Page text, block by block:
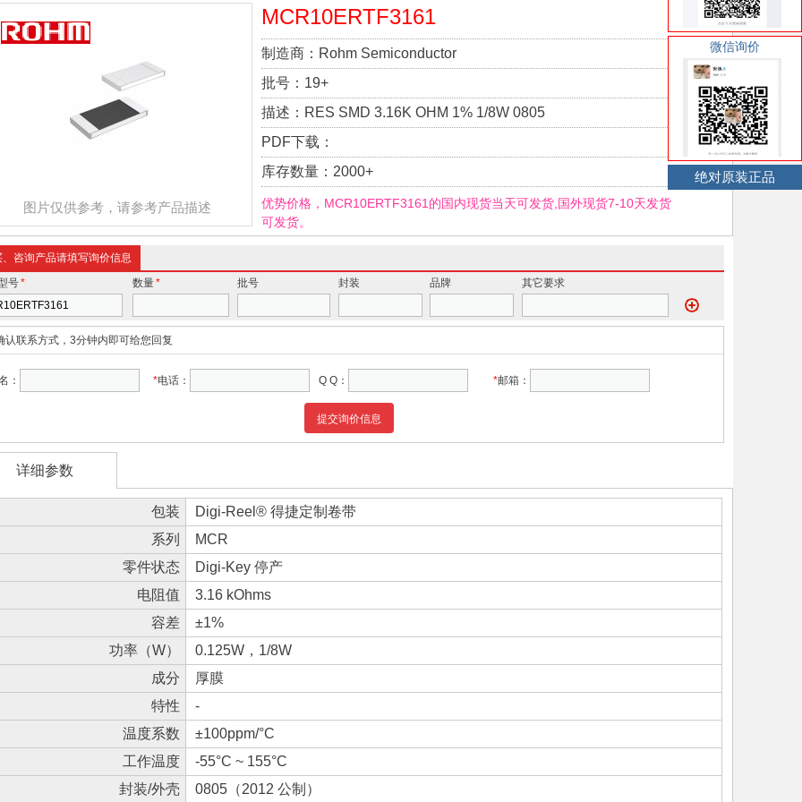
图片仅供参考，请参考产品描述
MCR10ERTF3161
制造商： Rohm Semiconductor
批号： 19+
描述： RES SMD 3.16K OHM 1% 1/8W 0805
PDF下载：
库存数量： 2000+
优势价格，MCR10ERTF3161的国内现货当天可发货,国外现货7-10天发货
可发货。
、咨询产品请填写询价信息
号* 数量* 批号 封装 品牌 其它要求
认联系方式，3分钟内即可给您回复
： *电话： Q Q： *邮箱：
提交询价信息
详细参数
包装
Digi-Reel® 得捷定制卷带
系列
MCR
零件状态
Digi-Key 停产
电阻值
3.16 kOhms
容差
±1%
功率（W）
0.125W，1/8W
成分
厚膜
特性
-
温度系数
±100ppm/°C
工作温度
-55°C ~ 155°C
封装/外壳
0805（2012 公制）
微信询价
绝对原装正品